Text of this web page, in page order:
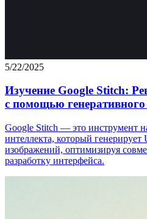
5/22/2025
Изучение Google Stitch:
с помощью
Google Stitch — это инструмент
интеллекта, который генерирует
изображений, оптимизируя
разработку интерфейса.